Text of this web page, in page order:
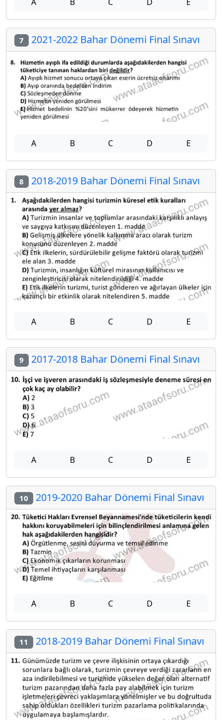
7 2021-2022 Bahar Dönemi Final Sınavı
A B C D E
8 2018-2019 Bahar Dönemi Final Sınavı
A B C D E
9 2017-2018 Bahar Dönemi Final Sınavı
A B C D E
10 2019-2020 Bahar Dönemi Final Sınavı
A B C D E
11 2018-2019 Bahar Dönemi Final Sınavı